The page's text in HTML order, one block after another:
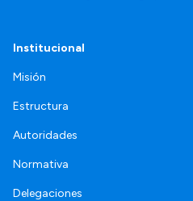
Institucional
Misión
Estructura
Autoridades
Normativa
Delegaciones